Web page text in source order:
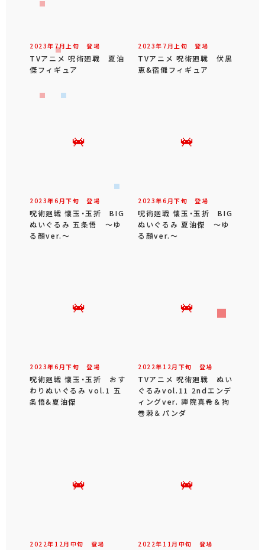
2023年 7月 上旬 登場
TVアニメ 呪術廻戦 夏油
傑フィギュア
2023年 7 月 上旬 登場
TVアニメ 呪術廻戦 伏黒
恵&宿儺フィギュア
2023年6 月下旬 登場
呪術廻戦 懐玉・玉折 BIG
ぬいぐるみ 五条悟 ～ゆ
る顔ver.～
2023年6 月下旬 登場
呪術廻戦 懐玉・玉折 BIG
ぬいぐるみ 夏油傑 ～ゆ
る顔ver.～
2023年6 月下旬 登場
呪術廻戦 懐玉・玉折 おす
わりぬいぐるみ vol.1 五
条悟&夏油傑
2022年 12 月 下旬 登場
TVアニメ 呪術廻戦 ぬい
ぐるみvol.11 2ndエンデ
ィングver. 禪院真希＆狗
巻棘＆パンダ
2022年 12 月 中旬 登場 2022年 11 月 中旬 登場